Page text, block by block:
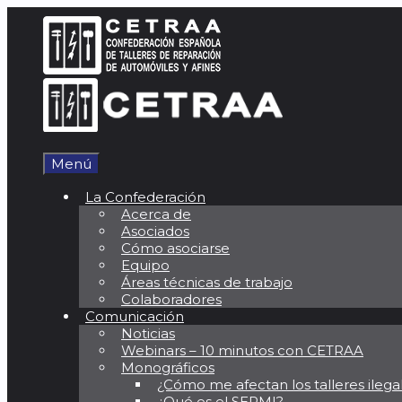
Saltar
contenido
Menú
La Confederación
Acerca de
Asociados
Cómo asociarse
Equipo
Áreas técnicas de trabajo
Colaboradores
Comunicación
Noticias
Webinars – 10 minutos con CETRAA
Monográficos
¿Cómo me afectan los talleres